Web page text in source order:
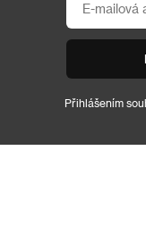
Přihlášením